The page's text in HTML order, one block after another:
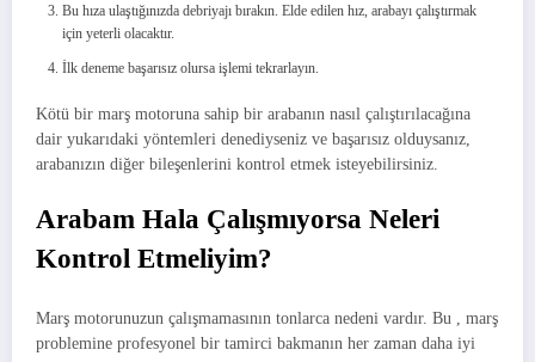
Bu hıza ulaştığınızda debriyajı bırakın. Elde edilen hız, arabayı çalıştırmak
için yeterli olacaktır.
İlk deneme başarısız olursa işlemi tekrarlayın.
Kötü bir marş motoruna sahip bir arabanın nasıl çalıştırılacağına
dair yukarıdaki yöntemleri denediyseniz ve başarısız olduysanız,
arabanızın diğer bileşenlerini kontrol etmek isteyebilirsiniz.
Arabam Hala Çalışmıyorsa Neleri
Kontrol Etmeliyim?
Marş motorunuzun çalışmamasının tonlarca nedeni vardır. Bu , marş
problemine profesyonel bir tamirci bakmanın her zaman daha iyi